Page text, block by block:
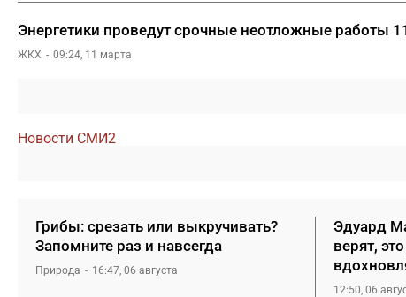
Энергетики проведут срочные неотложные работы
ЖКХ 09:24, 11 марта
Новости СМИ2
Грибы: срезать или выкручивать?
Запомните раз и навсегда
Природа 16:47, 06 августа
Эдуард
верят,
12:50, 06